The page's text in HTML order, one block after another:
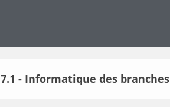
7.1 - Informatique des branches